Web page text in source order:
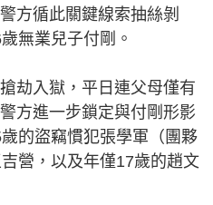
方循此關鍵線索抽絲剝
無業兒子付剛。
劫入獄，平日連父母僅有
方進一步鎖定與付剛形影
的盜竊慣犯張學軍（團夥
營，以及年僅17歲的趙文